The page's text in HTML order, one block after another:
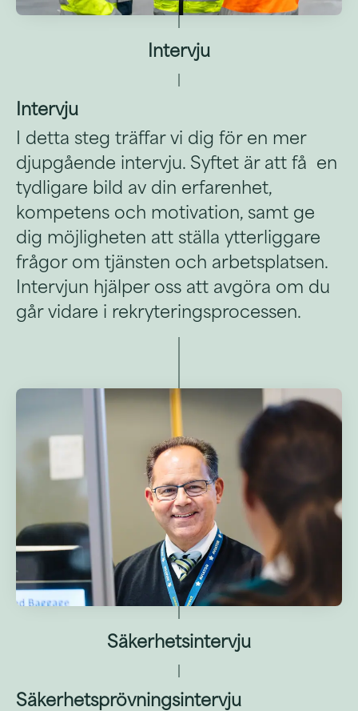
Intervju
Intervju
I detta steg träffar vi dig för en mer
djupgående intervju. Syftet är att få en
tydligare bild av din erfarenhet,
kompetens och motivation, samt ge
dig möjligheten att ställa ytterliggare
frågor om tjänsten och arbetsplatsen.
Intervjun hjälper oss att avgöra om du
går vidare i rekryteringsprocessen.
Säkerhetsintervju
Säkerhetsprövningsintervju